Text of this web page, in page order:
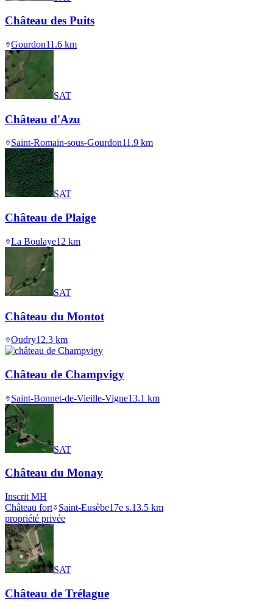
Château des Puits
Gourdon11.6 km
SAT
Château d'Azu
Saint-Romain-sous-Gourdon11.9 km
SAT
Château de Plaige
La Boulaye12 km
SAT
Château du Montot
Oudry12.3 km
Château de Champvigy
Saint-Bonnet-de-Vieille-Vigne13.1 km
SAT
Château du Monay
Inscrit MH
Château fort
Saint-Eusèbe17e s.13.5 km
propriété privée
SAT
Château de Trélague